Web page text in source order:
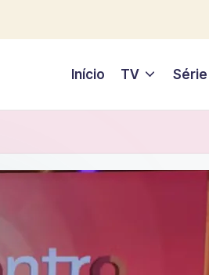
Início TV Série